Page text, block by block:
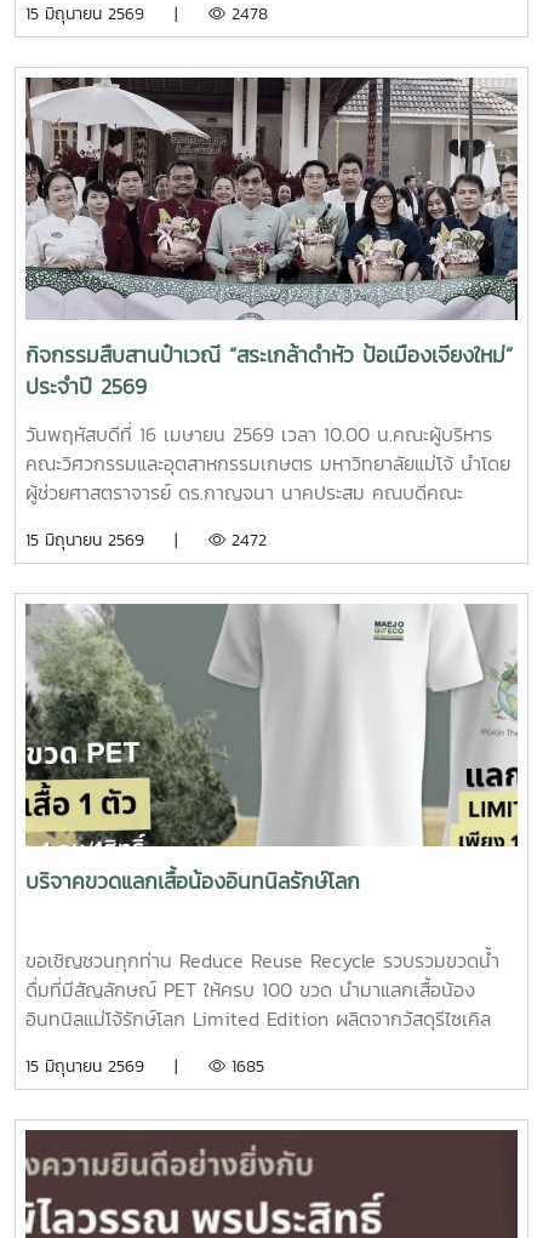
อย่างคุ้มค่าการประกาศปฏิญญาในครั้งนี้นับเป็นอีกก้าวสำคัญ
ไทยสู่ความยั่งยืน ทั้งในมิติด้านสิ่งแวดล้อม เศรษฐกิจ และ
คุณภาพชีวิตของเกษตรกรในระยะยาว Cr: ภาพจาก
www.wearecp.comรายละเอียดข่าวเพิ่มเติม
ได้ที่https://www.wearecp.com/cp-2026-04-22/...
แรม จำกัด (CPRAM Co., Ltd.) ในโอกาสได้รับตำแหน่ง อุปนายก
ตำแหน่งในครั้งนี้ ถือเป็นอีกหนึ่งความภาคภูมิใจของคณะฯ และ
สาขาวิชา ที่สะท้อนถึงศักยภาพ ความรู้ความสามารถ และ
ประสบการณ์ของศิษย์เก่า ที่สามารถก้าวสู่บทบาทสำคัญในระดับ
อุตสาหกรรมอาหารของประเทศ และมีส่วนร่วมในการขับเคลื่อน
อนาคตด้านอาหารของประเทศไทยอย่างยั่งยืน คณะฯ ขอเป็น
กำลังใจและร่วมชื่นชมในความสำเร็จของท่านมา ณ โอกาสนี้
15 มิถุนายน 2569 | 2478
กิจกรรมสืบสานป๋าเวณี “สระเกล้าดำหัว ป้อเมืองเจียงใหม่”
ประจำปี 2569
วันพฤหัสบดีที่ 16 เมษายน 2569 เวลา 10.00 น.คณะผู้บริหาร
คณะวิศวกรรมและอุตสาหกรรมเกษตร มหาวิทยาลัยแม่โจ้ นำโดย
ผู้ช่วยศาสตราจารย์ ดร.กาญจนา นาคประสม คณบดีคณะ
ดร.นำพร ปัญโญใหญ่, รองคณบดีฝ่ายวิจัย นวัตกรรม และ
คณบดีฝ่ายวิชาการและการต่างประเทศและ นางสาวปวริศา ศรี
สง่า หัวหน้างานบริการวิชาการและวิจัยเป็นตัวแทนของ
มหาวิทยาลัยแม่โจ้เข้าร่วมกิจกรรมสืบสานป๋าเวณี “สระเกล้าดำหัว
ป้อเมืองเจียงใหม่” ประจำปี 2569 โดยมี นายรัฐพล นราดิศร ผู้
ว่าราชการจังหวัดเชียงใหม่ เป็นประธานในพิธี ณ จวนผู้ว่า
ราชการจังหวัดเชียงใหม่ เนื่องในโอกาสเทศกาลสงกรานต์ หรือ
“ปี๋ใหม่เมือง”ภายในงานมีคณะผู้บริหารจากหน่วยงานภาครัฐ ภาค
เอกชน และหัวหน้าส่วนราชการเข้าร่วมอย่างพร้อมเพรียง เพื่อ
ร่วมสืบสานขนบธรรมเนียมประเพณีอันดีงามของชาวล้านนา ซึ่ง
สืบทอดมาอย่างยาวนาน พิธีสระเกล้าดำหัวนับเป็นประเพณีสำคัญ
ปฏิบัติหน้าที่ตลอดปีใหม่ไทยการเข้าร่วมกิจกรรมในครั้งนี้ แสดง
ถึงความร่วมมือของหน่วยงานภายในมหาวิทยาลัยแม่โจ้ในการร่วม
อนุรักษ์และสืบสานศิลปวัฒนธรรมท้องถิ่นล้านนา พร้อมทั้งเสริม
มหาวิทยาลัยแม่โจ้ พร้อมด้วยคณะวิศวกรรมและอุตสาหกรรม
ส่งเสริมศิลปวัฒนธรรม มหาวิทยาลัยแม่โจ้ โดยมีผู้บริหาร
บุคลากร และนักศึกษา เข้าร่วมเป็นตัวแทนของมหาวิทยาลัยแม่โจ้
ในกิจกรรมครั้งนี้
15 มิถุนายน 2569 | 2472
บริจาคขวดแลกเสื้อน้องอินทนิลรักษ์โลก
ขอเชิญชวนทุกท่าน Reduce Reuse Recycle รวบรวมขวดน้ำ
ดื่มที่มีสัญลักษณ์ PET ให้ครบ 100 ขวด นำมาแลกเสื้อน้อง
อินทนิลแม่โจ้รักษ์โลก Limited Edition ผลิตจากวัสดุรีไซเคิล
ประหยัดพลังงาน และมุ่งสู่ความเป็นกลางทางคาร์บอน เพื่อสร้าง
https://drive.google.com/.../1alfvPvH-qJKG.../view หรือแส
กน QR code)จัดโดย : คณะกรรมการกรีนออฟฟิศ สนม.แม่โจ้
สอบถามรายละเอียดเพิ่มเติมได้ที่ 0 5387 3013 คุณกมล กล่อม
มิตร
15 มิถุนายน 2569 | 1685